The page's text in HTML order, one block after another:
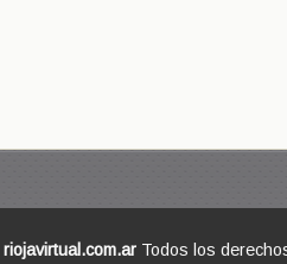
riojavirtual.com.ar Todos los